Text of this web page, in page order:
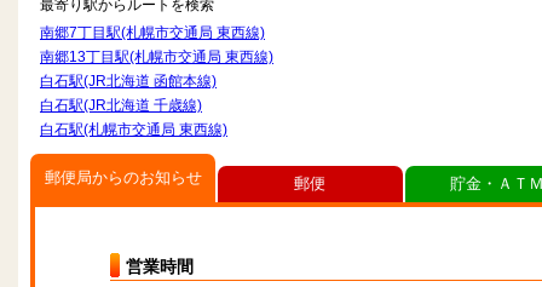
最寄り駅からルートを検索
南郷7丁目駅(札幌市交通局 東西線)
南郷13丁目駅(札幌市交通局 東西線)
白石駅(JR北海道 函館本線)
白石駅(JR北海道 千歳線)
白石駅(札幌市交通局 東西線)
郵便局からのお知らせ
営業時間
郵便 貯金・ＡＴ